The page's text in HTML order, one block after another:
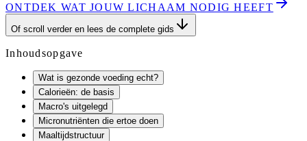
ONTDEK WAT JOUW LICHAAM NODIG HEEFT
Of scroll verder en lees de complete gids
Inhoudsopgave
Wat is gezonde voeding echt?
Calorieën: de basis
Macro's uitgelegd
Micronutriënten die ertoe doen
Maaltijdstructuur